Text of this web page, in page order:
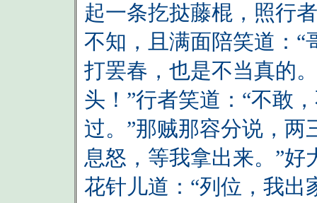
起一条扢挞藤棍，照行
不知，且满面陪笑道：“
打罢春，也是不当真的
头！”行者笑道：“不敢
过。”那贼那容分说，两
息怒，等我拿出来。”
花针儿道：“列位，我出